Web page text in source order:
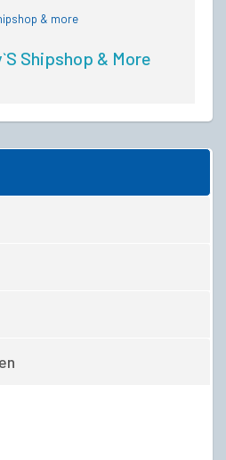
Shipshop & More